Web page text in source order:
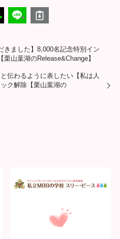
きました】8,000名記念特別イン
山葉湖のRelease&Change】
伝わるように表したい【私は人
ク解除【栗山葉湖の